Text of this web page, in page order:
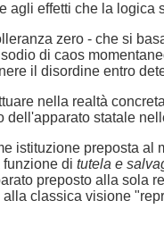
effetti che la logica
zero - che si
di caos
il disordine entro
nella realtà
statale
istituzione preposta al
di tutela e
preposto alla sola
classica visione